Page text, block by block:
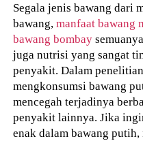
Segala jenis bawang dari
bawang,manfaat bawang
bawang bombay
juga nutrisi yang sangat
penyakit. Dalam
mengkonsumsi bawang
mencegah terjadinya
penyakit lainnya. Jika
enak dalam bawang putih,